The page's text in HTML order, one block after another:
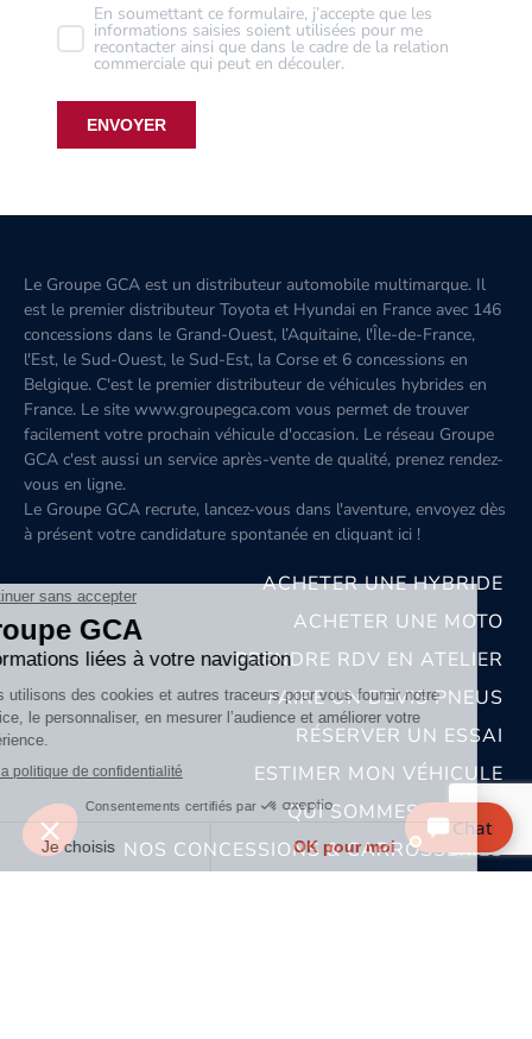
En soumettant ce formulaire, j’accepte que les
informations saisies soient utilisées pour me
recontacter ainsi que dans le cadre de la relation
commerciale qui peut en découler.
ENVOYER
Le Groupe GCA est un distributeur automobile multimarque. Il
est le premier distributeur Toyota et Hyundai en France avec 146
concessions dans le Grand-Ouest, l’Aquitaine, l'Île-de-France,
l'Est, le Sud-Ouest, le Sud-Est, la Corse et 6 concessions en
Belgique. C'est le premier distributeur de véhicules hybrides en
France. Le site www.groupegca.com vous permet de trouver
facilement votre prochain véhicule d'occasion. Le réseau Groupe
GCA c'est aussi un service après-vente de qualité, prenez rendez-
vous en ligne.
Le Groupe GCA recrute, lancez-vous dans l'aventure, envoyez dès
à présent votre candidature spontanée en cliquant ici !
ACHETER UNE HYBRIDE
ACHETER UNE MOTO
PRENDRE RDV EN ATELIER
FAIRE UN DEVIS PNEUS
RÉSERVER UN ESSAI
ESTIMER MON VÉHICULE
QUI SOMMES-NOUS ?
NOS CONCESSIONS & CARROSSERIES
Chat